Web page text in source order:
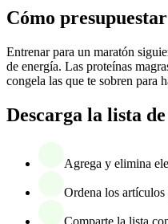
Cómo
Entrenar para un maratón
de energía. Las proteínas
congela las que te sobren para
Descarga la lista
Agrega y elimina
Ordena los
Comparte la lista